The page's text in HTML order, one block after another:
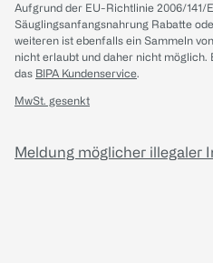
Aufgrund der EU-Richtlinie 2006/141/
Säuglingsanfangsnahrung Rabatte
weiteren ist ebenfalls ein Sammeln
nicht erlaubt und daher nicht möglich.
das BIPA Kundenservice.
MwSt. gesenkt
Meldung möglicher illegaler